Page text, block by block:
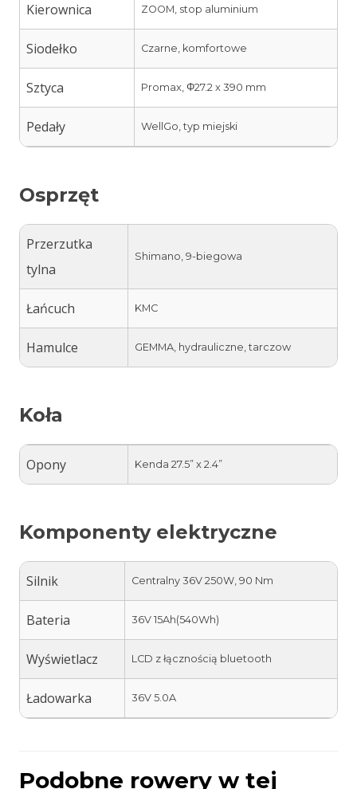
Kierownica ZOOM, stop aluminium
Siodełko Czarne, komfortowe
Sztyca Promax, Φ27.2 x 390 mm
Pedały WellGo, typ miejski
Osprzęt
Przerzutka
tylna
Shimano, 9-biegowa
Łańcuch KMC
Hamulce GEMMA, hydrauliczne, tarczow
Koła
Opony Kenda 27.5” x 2.4”
Komponenty elektryczne
Silnik Centralny 36V 250W, 90 Nm
Bateria 36V 15Ah(540Wh)
Wyświetlacz LCD z łącznością bluetooth
Ładowarka 36V 5.0A
Podobne rowery w tej